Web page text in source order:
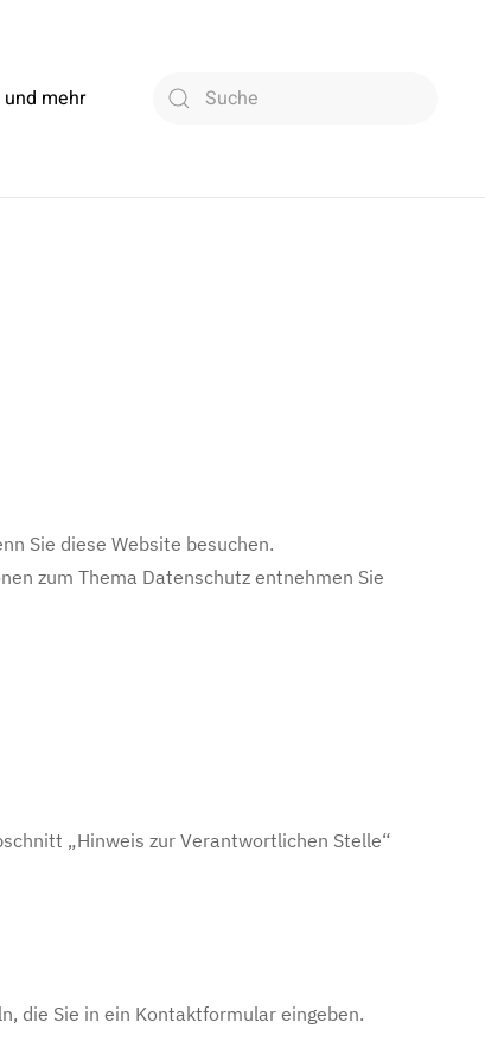
mehr
Sie diese Website besuchen.
zum Thema Datenschutz entnehmen Sie
„Hinweis zur Verantwortlichen Stelle“
die Sie in ein Kontaktformular eingeben.